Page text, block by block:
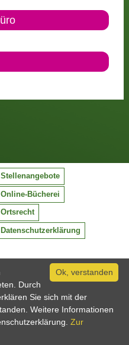
Stellenangebote
Online-Bücherei
Ortsrecht
Datenschutzerklärung
Ok, verstanden
Durch
Sie sich mit der
Weitere Informationen
Zur